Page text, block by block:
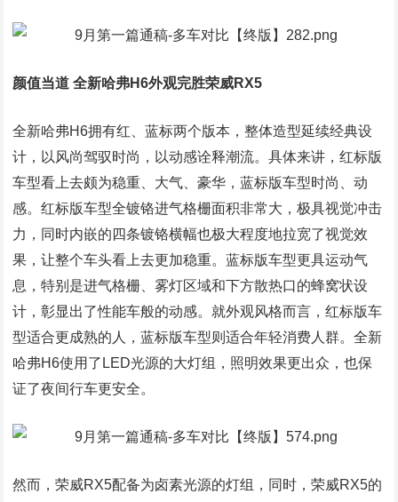
颜值当道 全新哈弗H6外观完胜荣威RX5
全新哈弗H6拥有红、蓝标两个版本，整体造型延续经典设
计，以风尚驾驭时尚，以动感诠释潮流。具体来讲，红标版
车型看上去颇为稳重、大气、豪华，蓝标版车型时尚、动
感。红标版车型全镀铬进气格栅面积非常大，极具视觉冲击
力，同时内嵌的四条镀铬横幅也极大程度地拉宽了视觉效
果，让整个车头看上去更加稳重。蓝标版车型更具运动气
息，特别是进气格栅、雾灯区域和下方散热口的蜂窝状设
计，彰显出了性能车般的动感。就外观风格而言，红标版车
型适合更成熟的人，蓝标版车型则适合年轻消费人群。全新
哈弗H6使用了LED光源的大灯组，照明效果更出众，也保
证了夜间行车更安全。
然而，荣威RX5配备为卤素光源的灯组，同时，荣威RX5的